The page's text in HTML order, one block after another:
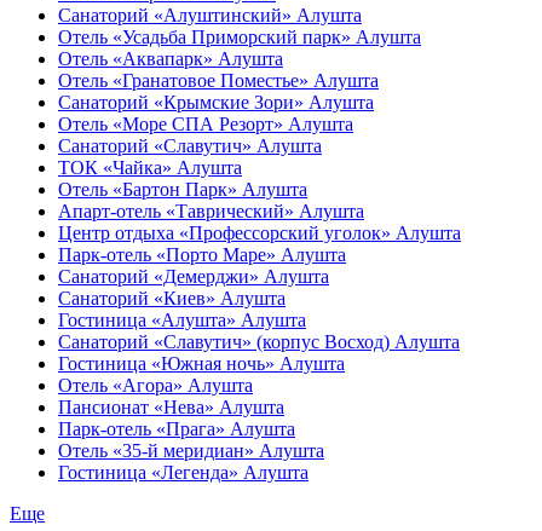
Санаторий «Алуштинский» Алушта
Отель «Усадьба Приморский парк» Алушта
Отель «Аквапарк» Алушта
Отель «Гранатовое Поместье» Алушта
Санаторий «Крымские Зори» Алушта
Отель «Море СПА Резорт» Алушта
Санаторий «Славутич» Алушта
ТОК «Чайка» Алушта
Отель «Бартон Парк» Алушта
Апарт-отель «Таврический» Алушта
Центр отдыха «Профессорский уголок» Алушта
Парк-отель «Порто Маре» Алушта
Санаторий «Демерджи» Алушта
Санаторий «Киев» Алушта
Гостиница «Алушта» Алушта
Санаторий «Славутич» (корпус Восход) Алушта
Гостиница «Южная ночь» Алушта
Отель «Агора» Алушта
Пансионат «Нева» Алушта
Парк-отель «Прага» Алушта
Отель «35-й меридиан» Алушта
Гостиница «Легенда» Алушта
Еще